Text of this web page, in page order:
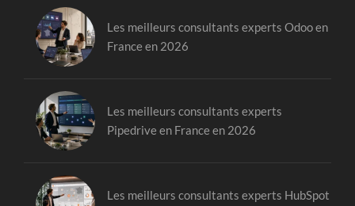
Les meilleurs consultants experts Odoo en
France en 2026
Les meilleurs consultants experts
Pipedrive en France en 2026
Les meilleurs consultants experts HubSpot